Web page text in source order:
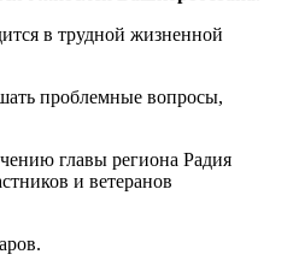
в трудной жизненной
проблемные вопросы,
главы региона Радия
и ветеранов